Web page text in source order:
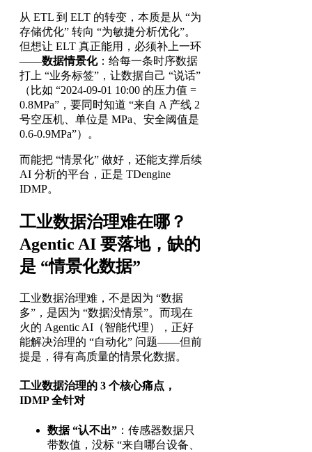
从 ETL 到 ELT 的转变，本质是从 “为
存储优化” 转向 “为敏捷分析优化”。
但想让 ELT 真正能用，必须补上一环
——数据情景化：给每一条时序数据
打上 “业务标签”，让数据自己 “说话”
（比如 “2024-09-01 10:00 的压力值 =
0.8MPa”，要同时知道 “来自 A 产线 2
号空压机、单位是 MPa、安全阈值是
0.6-0.9MPa”）。
而能把 “情景化” 做好，还能支撑后续
AI 分析的平台，正是 TDengine
IDMP。
工业数据治理难在哪？
Agentic AI 要落地，缺的
是 “情景化数据”
工业数据治理难，不是因为 “数据
多”，是因为 “数据没情景”。而现在
火的 Agentic AI（智能代理），正好
能解决治理的 “自动化” 问题——但前
提是，得有高质量的情景化数据。
工业数据治理的 3 个核心痛点，
IDMP 全针对
数据 “认不出” ：传感器数据只
带数值，没标 “来自哪台设备、